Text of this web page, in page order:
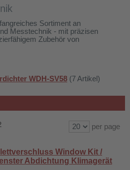
Sortiment an
Messtechnik - mit präzisen
Zubehör von
WDH-SV58 (7 Artikel)
per page
Window Kit /
Abdichtung Klimagerät